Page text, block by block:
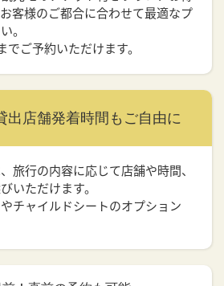
客様のご都合に合わせて最適なプ
。
ご予約いただけます。
出店舗発着時間もご自由に
旅行の内容に応じて店舗や時間、
いただけます。
チャイルドシートのオプション